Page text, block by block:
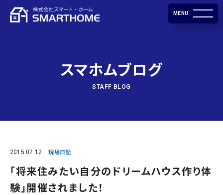
MENU
スマホムブログ
STAFF BLOG
2015.07.12 現場日記
「将来住みたい自分のドリームハウス作り体
験」開催されました！